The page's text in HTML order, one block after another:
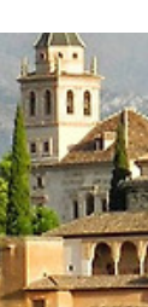
페인 남부 여행 최
가능한 시기가 없으
다. 하지만 추위를 많
뜨거운 7월에서 8
가철인 여름에는 항